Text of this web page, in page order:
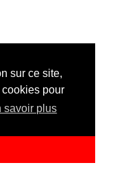
sur ce site,
pour
savoir plus